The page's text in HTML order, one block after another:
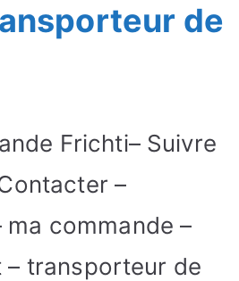
de
Frichti– Suivre
–
commande –
– transporteur de